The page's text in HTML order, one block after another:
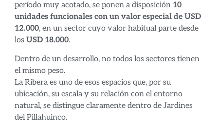
período muy acotado, se ponen a disposición 10
unidades funcionales con un valor especial de USD
12.000, en un sector cuyo valor habitual parte desde
los USD 18.000.
Dentro de un desarrollo, no todos los sectores tienen
el mismo peso.
La Ribera es uno de esos espacios que, por su
ubicación, su escala y su relación con el entorno
natural, se distingue claramente dentro de Jardines
del Pillahuinco.